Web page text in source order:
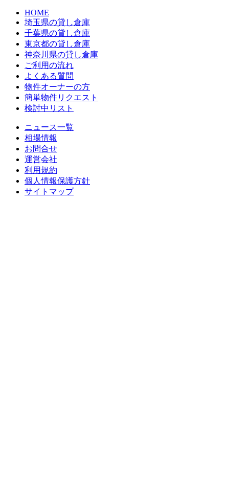
HOME
埼玉県の貸し倉庫
千葉県の貸し倉庫
東京都の貸し倉庫
神奈川県の貸し倉庫
ご利用の流れ
よくある質問
物件オーナーの方
簡単物件リクエスト
検討中リスト
ニュース一覧
相場情報
お問合せ
運営会社
利用規約
個人情報保護方針
サイトマップ